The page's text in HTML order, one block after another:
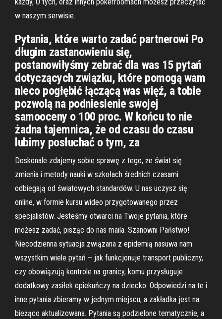
w naszym serwisie.
Pytania, które warto zadać partnerowi Po
długim zastanowieniu się,
postanowiłyśmy zebrać dla was 15 pytań
dotyczących związku, które pomogą wam
nieco pogłębić łączącą was więź, a tobie
pozwolą na podniesienie swojej
samooceny o 100 proc. W końcu to nie
żadna tajemnica, że od czasu do czasu
lubimy posłuchać o tym, za
Doskonale zdajemy sobie sprawę z tego, że świat się
zmienia i metody nauki w szkołach średnich czasami
odbiegają od światowych standardów. U nas uczysz się
online, w formie kursu wideo przygotowanego przez
specjalistów. Jesteśmy otwarci na Twoje pytania, które
możesz zadać, pisząc do nas maila. Szanowni Państwo!
Niecodzienna sytuacja związana z epidemią nasuwa nam
wszystkim wiele pytań – jak funkcjonuje transport publiczny,
czy obowiązują kontrole na granicy, komu przysługuje
dodatkowy zasiłek opiekuńczy na dziecko. Odpowiedzi na te i
inne pytania zbieramy w jednym miejscu, a zakładka jest na
bieżąco aktualizowana. Pytania są podzielone tematycznie, a